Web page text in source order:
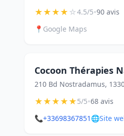
★★★★☆4.5/5•90 avis
📍 Google Maps
Cocoon Thérapies
210 Bd Nostradamus,
★★★★★5/5•68 avis
📞+33698367851 🌐Site